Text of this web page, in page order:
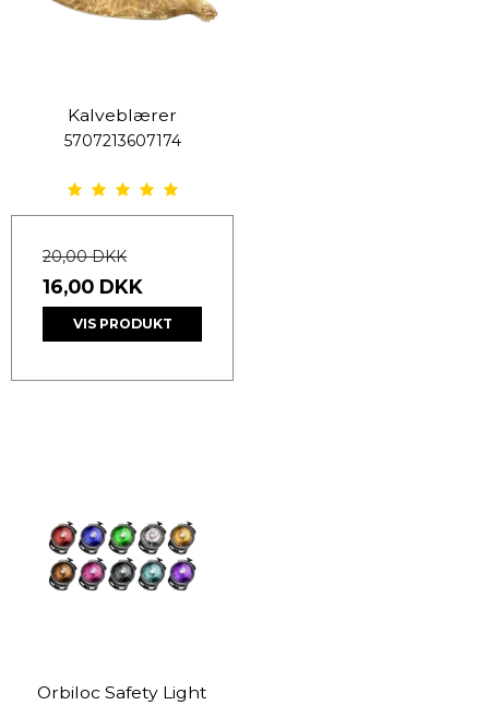
Kalveblærer
5707213607174
20,00 DKK
16,00 DKK
VIS PRODUKT
Orbiloc Safety Light